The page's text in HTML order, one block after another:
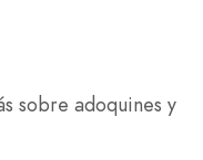
sobre adoquines y